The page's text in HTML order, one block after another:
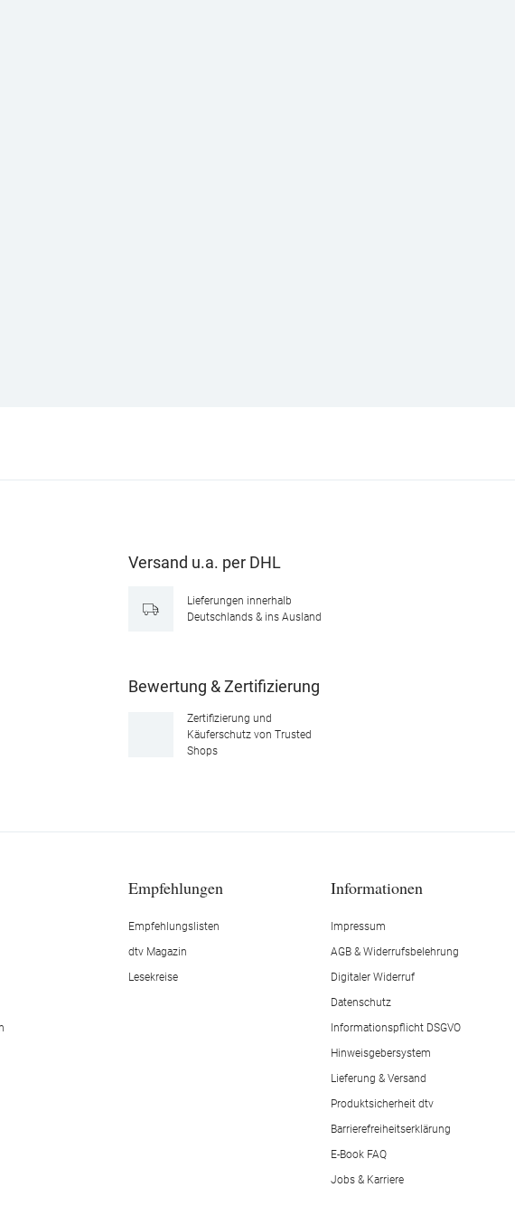
Versand u.a. per DHL
Lieferungen innerhalb
Deutschlands & ins Ausland
Bewertung & Zertifizierung
Zertifizierung und
Käuferschutz von Trusted
Shops
Empfehlungen
Empfehlungslisten
dtv Magazin
Lesekreise
Informationen
Impressum
AGB & Widerrufsbelehrung
Digitaler Widerruf
Datenschutz
Informationspflicht DSGVO
Hinweisgebersystem
Lieferung & Versand
Produktsicherheit dtv
Barrierefreiheitserklärung
E-Book FAQ
Jobs & Karriere